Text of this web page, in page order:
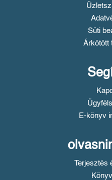
Süti
Árkötött
E-könyv
Terjesztés